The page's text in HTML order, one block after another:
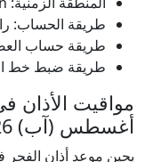
طريقة الحساب:
طريقة حساب
طريقة ضبط خط
أغسطس (آب) 2026 ، 23 صفر 1448